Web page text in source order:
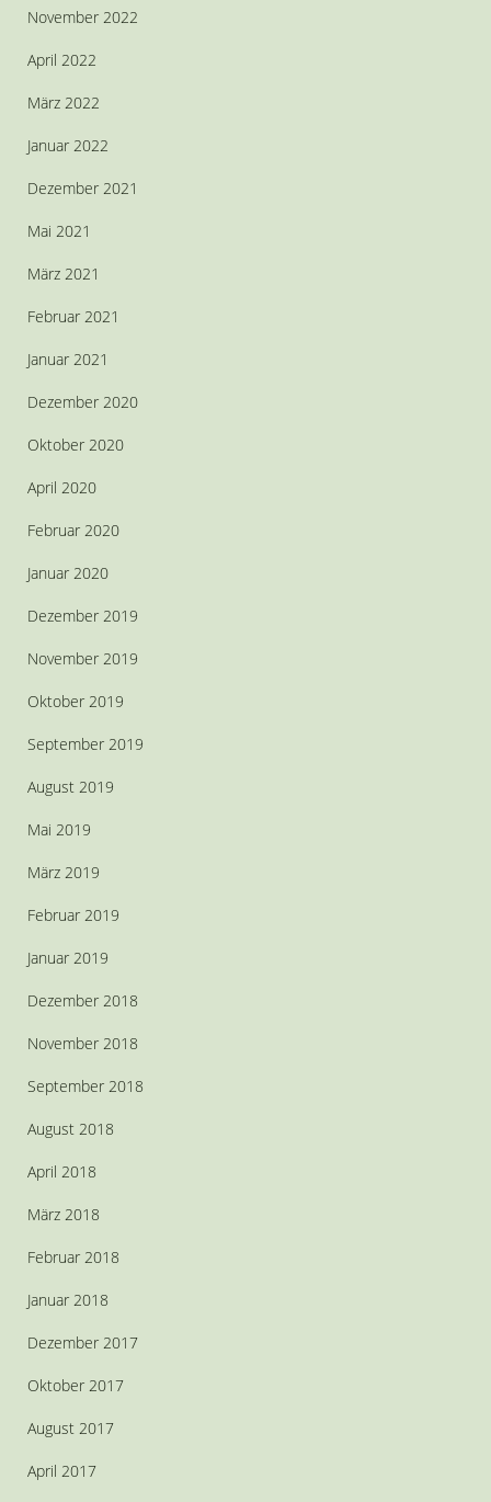
November 2022
April 2022
März 2022
Januar 2022
Dezember 2021
Mai 2021
März 2021
Februar 2021
Januar 2021
Dezember 2020
Oktober 2020
April 2020
Februar 2020
Januar 2020
Dezember 2019
November 2019
Oktober 2019
September 2019
August 2019
Mai 2019
März 2019
Februar 2019
Januar 2019
Dezember 2018
November 2018
September 2018
August 2018
April 2018
März 2018
Februar 2018
Januar 2018
Dezember 2017
Oktober 2017
August 2017
April 2017